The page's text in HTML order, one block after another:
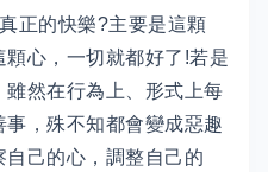
正的快樂?主要是這顆
心，一切就都好了!若是
然在行為上、形式上每
，殊不知都會變成惡趣
己的心，調整自己的